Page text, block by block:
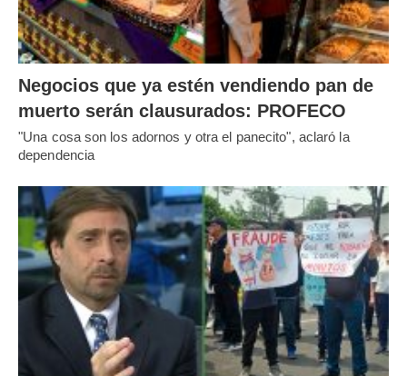
Negocios que ya estén vendiendo pan de
muerto serán clausurados: PROFECO
"Una cosa son los adornos y otra el panecito", aclaró la
dependencia